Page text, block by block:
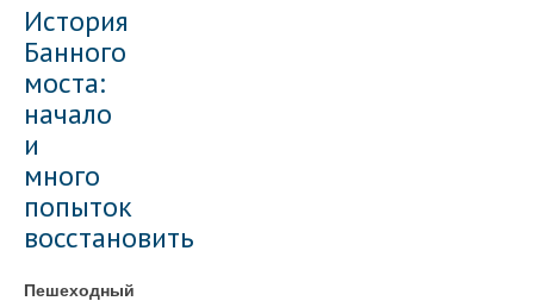
История
Банного
моста:
начало
и
много
попыток
восстановить
Пешеходный